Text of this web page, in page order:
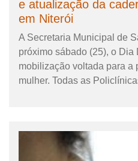
e atualização da
em Niterói
A Secretaria Municipal de
próximo sábado (25), o
mobilização voltada para a
mulher. Todas as